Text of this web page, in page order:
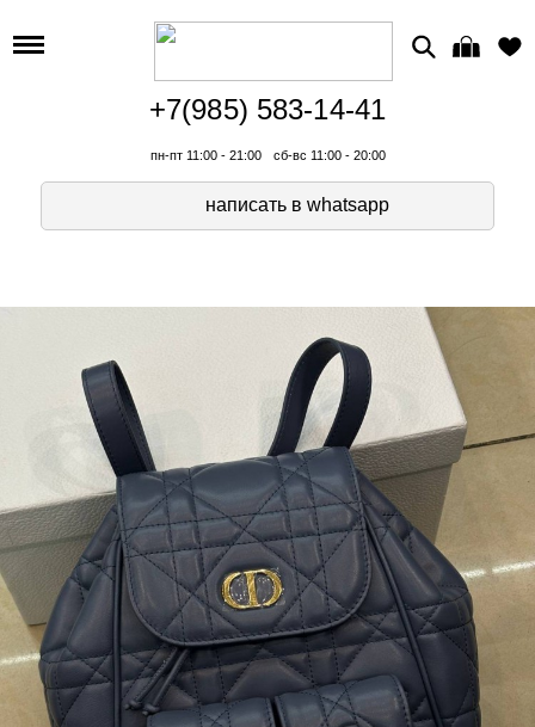
+7(985) 583-14-41
пн-пт 11:00 - 21:00 сб-вс 11:00 - 20:00
написать в whatsapp